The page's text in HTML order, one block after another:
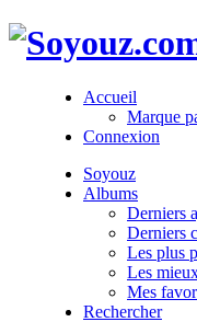
Accueil
Marque
Connexion
Soyouz
Albums
Derniers
Derniers
Les plus
Les
Mes
Rechercher